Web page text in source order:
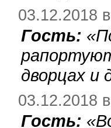
03.12.2018
Гость: «
дворцах
03.12.2018
Гость: «